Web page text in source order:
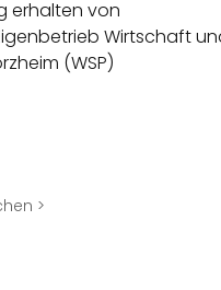
erhalten von
Wirtschaft
(WSP)
>